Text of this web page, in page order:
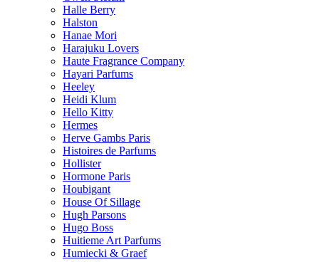
Halle Berry
Halston
Hanae Mori
Harajuku Lovers
Haute Fragrance Company
Hayari Parfums
Heeley
Heidi Klum
Hello Kitty
Hermes
Herve Gambs Paris
Histoires de Parfums
Hollister
Hormone Paris
Houbigant
House Of Sillage
Hugh Parsons
Hugo Boss
Huitieme Art Parfums
Humiecki & Graef